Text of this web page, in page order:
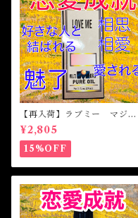
【再入荷】ラブミー マジカ
ルオイル・魔女オイル Love
Me Magical Oil
¥2,805
15%OFF